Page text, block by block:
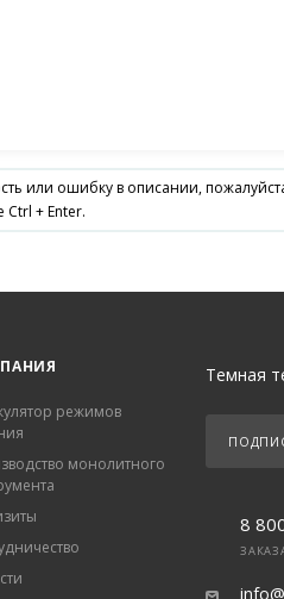
или ошибку в описании,
Ctrl + Enter.
режимов
монолитного
Темная
8